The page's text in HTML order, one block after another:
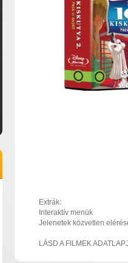
Extrák:
Interaktív menük
Jelenetek közvetlen
LÁSD A FILMEK